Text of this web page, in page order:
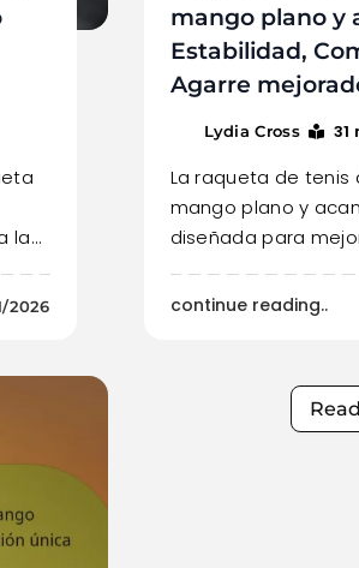
la…
2026
mango plano y
Estabilidad,
Agarre
Lydia Cross 31
La raqueta de tenis
mango plano y
diseñada para
continue reading..